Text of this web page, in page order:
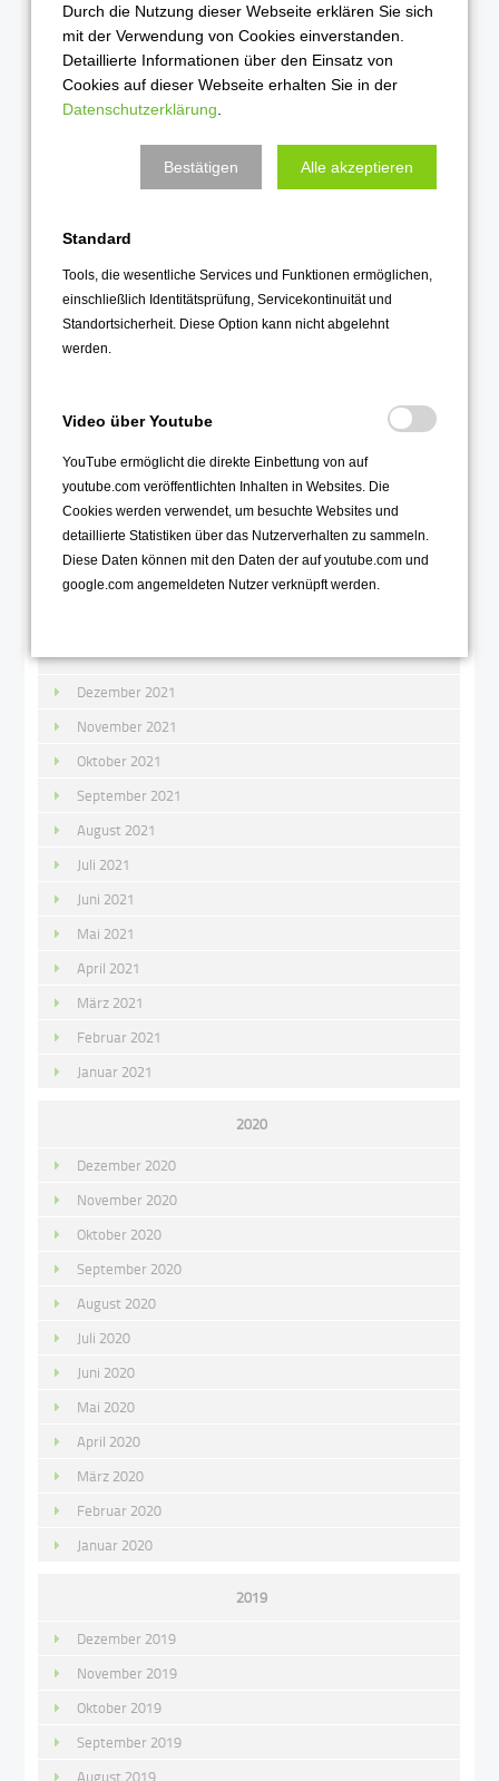
April 2023
März 2023
Februar 2023
2022
Oktober 2022
September 2022
August 2022
Juni 2022
Mai 2022
April 2022
März 2022
Februar 2022
Januar 2022
Dezember 2021
November 2021
Oktober 2021
September 2021
August 2021
Juli 2021
Juni 2021
Mai 2021
April 2021
März 2021
Februar 2021
Januar 2021
2020
Dezember 2020
November 2020
Oktober 2020
September 2020
August 2020
Juli 2020
Juni 2020
Mai 2020
April 2020
März 2020
Februar 2020
Januar 2020
2019
Dezember 2019
November 2019
Oktober 2019
September 2019
August 2019
Durch die Nutzung dieser Webseite erklären Sie sich
mit der Verwendung von Cookies einverstanden.
Detaillierte Informationen über den Einsatz von
Cookies auf dieser Webseite erhalten Sie in der
Datenschutzerklärung
Bestätigen Alle akzeptieren
Standard
Tools, die wesentliche Services und Funktionen ermöglichen,
einschließlich Identitätsprüfung, Servicekontinuität und
Standortsicherheit. Diese Option kann nicht abgelehnt
werden.
Video über Youtube
YouTube ermöglicht die direkte Einbettung von auf
youtube.com veröffentlichten Inhalten in Websites. Die
Cookies werden verwendet, um besuchte Websites und
detaillierte Statistiken über das Nutzerverhalten zu sammeln.
Diese Daten können mit den Daten der auf youtube.com und
google.com angemeldeten Nutzer verknüpft werden.